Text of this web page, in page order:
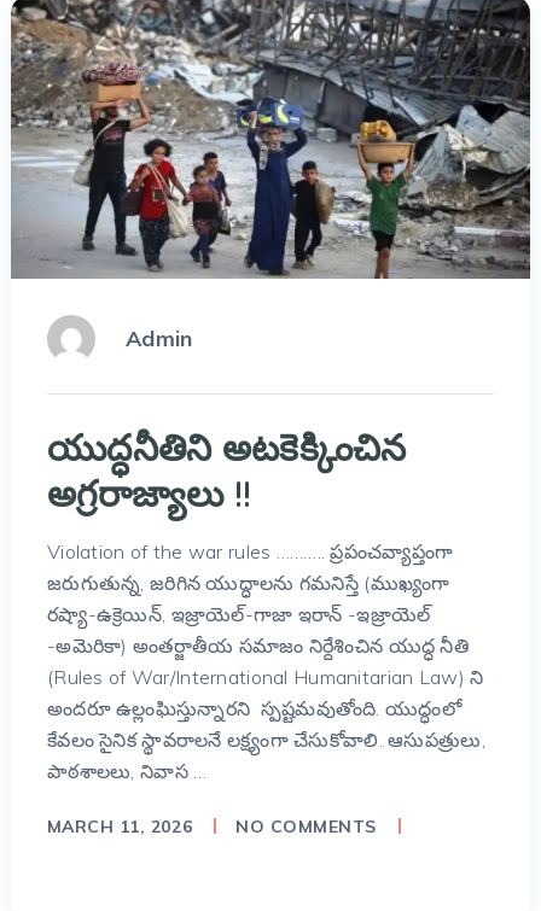
Admin
యుద్ధనీతిని అటకెక్కించిన
అగ్రరాజ్యాలు !!
Violation of the war rules ……….. ప్రపంచవ్యాప్తంగా
జరుగుతున్న, జరిగిన యుద్ధాలను గమనిస్తే (ముఖ్యంగా
రష్యా-ఉక్రెయిన్, ఇజ్రాయెల్-గాజా ఇరాన్ -ఇజ్రాయెల్
-అమెరికా) అంతర్జాతీయ సమాజం నిర్దేశించిన యుద్ధ నీతి
(Rules of War/International Humanitarian Law) ని
అందరూ ఉల్లంఘిస్తున్నారని స్పష్టమవుతోంది. యుద్ధంలో
కేవలం సైనిక స్థావరాలనే లక్ష్యంగా చేసుకోవాలి. ఆసుపత్రులు,
పాఠశాలలు, నివాస …
MARCH 11, 2026 NO COMMENTS